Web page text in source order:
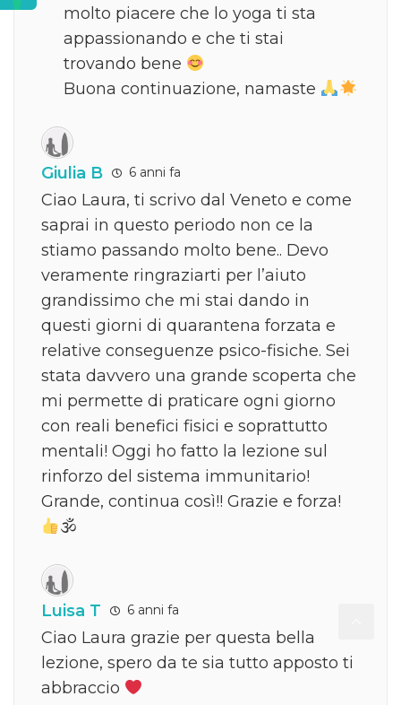
molto piacere che lo yoga ti sta
appassionando e che ti stai
trovando bene
Buona continuazione, namaste
Giulia B 6 anni fa
Ciao Laura, ti scrivo dal Veneto e come
saprai in questo periodo non ce la
stiamo passando molto bene.. Devo
veramente ringraziarti per l’aiuto
grandissimo che mi stai dando in
questi giorni di quarantena forzata e
relative conseguenze psico-fisiche. Sei
stata davvero una grande scoperta che
mi permette di praticare ogni giorno
con reali benefici fisici e soprattutto
mentali! Oggi ho fatto la lezione sul
rinforzo del sistema immunitario!
Grande, continua così!! Grazie e forza!
🕉
Luisa T 6 anni fa
Ciao Laura grazie per questa bella
lezione, spero da te sia tutto apposto ti
abbraccio